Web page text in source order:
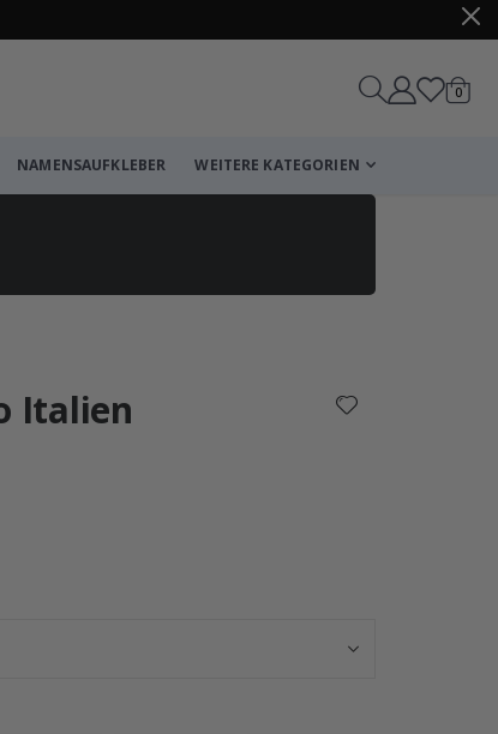
Wagen
0
NAMENSAUFKLEBER WEITERE KATEGORIEN
Italien